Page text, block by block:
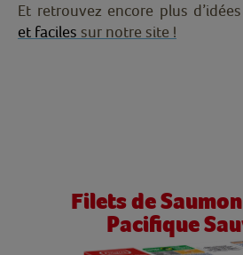
Et retrouvez encore plus
et faciles sur notre site !
Filets de
Pacifique